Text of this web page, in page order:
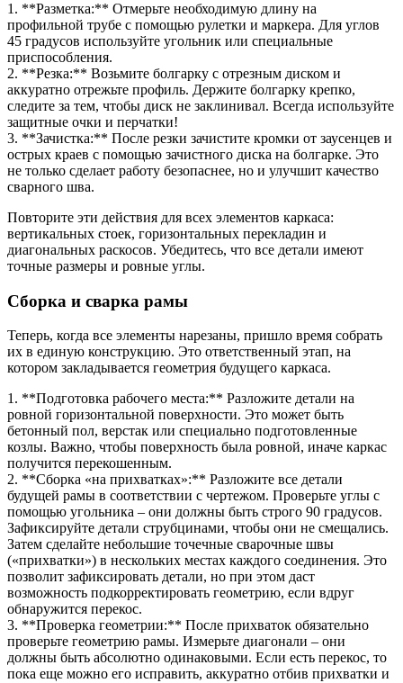
1. **Разметка:** Отмерьте необходимую длину на
профильной трубе с помощью рулетки и маркера. Для углов
45 градусов используйте угольник или специальные
приспособления.
2. **Резка:** Возьмите болгарку с отрезным диском и
аккуратно отрежьте профиль. Держите болгарку крепко,
следите за тем, чтобы диск не заклинивал. Всегда используйте
защитные очки и перчатки!
3. **Зачистка:** После резки зачистите кромки от заусенцев и
острых краев с помощью зачистного диска на болгарке. Это
не только сделает работу безопаснее, но и улучшит качество
сварного шва.
Повторите эти действия для всех элементов каркаса:
вертикальных стоек, горизонтальных перекладин и
диагональных раскосов. Убедитесь, что все детали имеют
точные размеры и ровные углы.
Сборка и сварка рамы
Теперь, когда все элементы нарезаны, пришло время собрать
их в единую конструкцию. Это ответственный этап, на
котором закладывается геометрия будущего каркаса.
1. **Подготовка рабочего места:** Разложите детали на
ровной горизонтальной поверхности. Это может быть
бетонный пол, верстак или специально подготовленные
козлы. Важно, чтобы поверхность была ровной, иначе каркас
получится перекошенным.
2. **Сборка «на прихватках»:** Разложите все детали
будущей рамы в соответствии с чертежом. Проверьте углы с
помощью угольника – они должны быть строго 90 градусов.
Зафиксируйте детали струбцинами, чтобы они не смещались.
Затем сделайте небольшие точечные сварочные швы
(«прихватки») в нескольких местах каждого соединения. Это
позволит зафиксировать детали, но при этом даст
возможность подкорректировать геометрию, если вдруг
обнаружится перекос.
3. **Проверка геометрии:** После прихваток обязательно
проверьте геометрию рамы. Измерьте диагонали – они
должны быть абсолютно одинаковыми. Если есть перекос, то
пока еще можно его исправить, аккуратно отбив прихватки и